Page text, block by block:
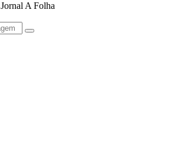
Jornal A Folha